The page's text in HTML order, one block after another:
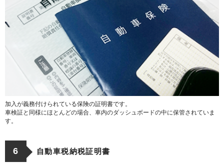
加入が義務付けられている保険の証明書です。
車検証と同様にほとんどの場合、車内のダッシュボードの中に保管されていま
す。
6 自動車税納税証明書